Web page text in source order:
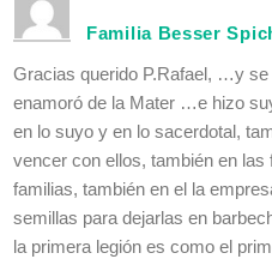
Familia Besser
Gracias querido P.Rafael, …y
enamoró de la Mater …e hizo
en lo suyo y en lo sacerdotal,
vencer con ellos, también en las
familias, también en el la
semillas para dejarlas en
la primera legión es como el